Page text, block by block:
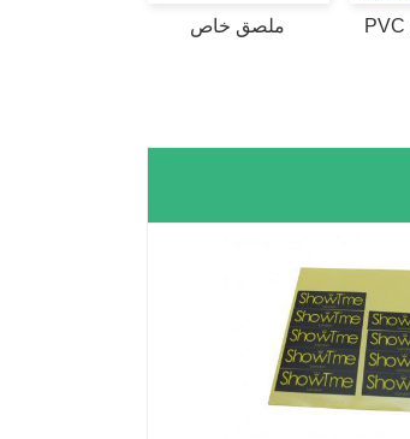
ملصق خاص